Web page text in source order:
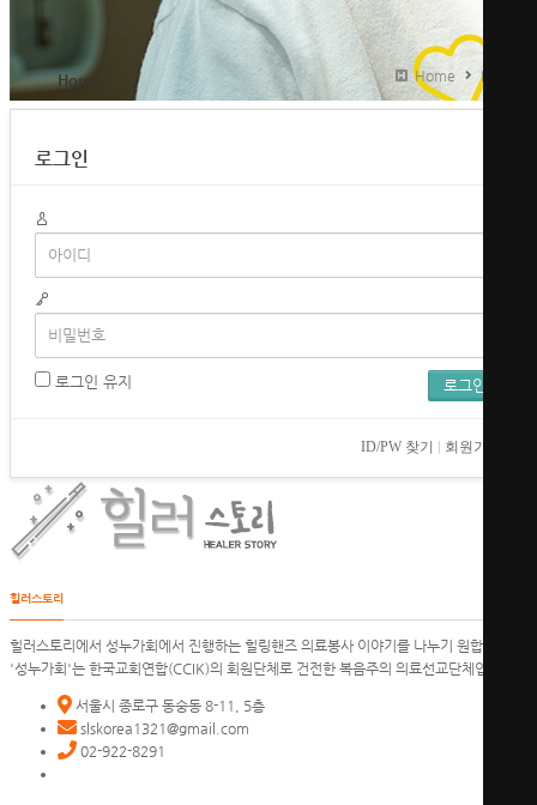
Home Home Home
로그인
로그인 유지
ID/PW 찾기 회원가입
힐러스토리
힐러스토리에서 성누가회에서 진행하는 힐링핸즈 의료봉사 이야기를 나누기 원합니다.
'성누가회'는 한국교회연합(CCIK)의 회원단체로 건전한 복음주의 의료선교단체입니다.
서울시 종로구 동숭동 8-11, 5층
slskorea1321@gmail.com
02-922-8291